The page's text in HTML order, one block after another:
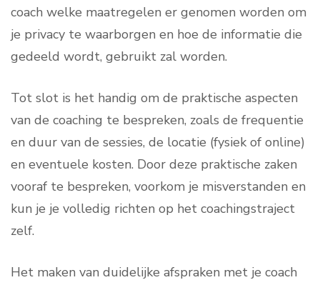
coach welke maatregelen er genomen worden om
je privacy te waarborgen en hoe de informatie die
gedeeld wordt, gebruikt zal worden.
Tot slot is het handig om de praktische aspecten
van de coaching te bespreken, zoals de frequentie
en duur van de sessies, de locatie (fysiek of online)
en eventuele kosten. Door deze praktische zaken
vooraf te bespreken, voorkom je misverstanden en
kun je je volledig richten op het coachingstraject
zelf.
Het maken van duidelijke afspraken met je coach